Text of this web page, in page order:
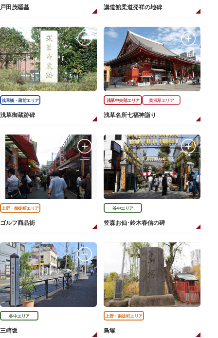
戸田茂睡墓 講道館柔道発祥の地碑
浅草橋・蔵前エリア
浅草御蔵跡碑
浅草中央部エリア 奥浅草エリア
浅草名所七福神詣り
上野・御徒町エリア
ゴルフ商品街
谷中エリア
笠森お仙･鈴木春信の碑
谷中エリア
三崎坂
上野・御徒町エリア
鳥塚